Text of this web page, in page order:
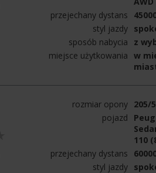
przejechany dystans
styl jazdy
sposób nabycia
z
miejsce użytkowania w
rozmiar opony 205/
pojazd
110
przejechany dystans
styl jazdy